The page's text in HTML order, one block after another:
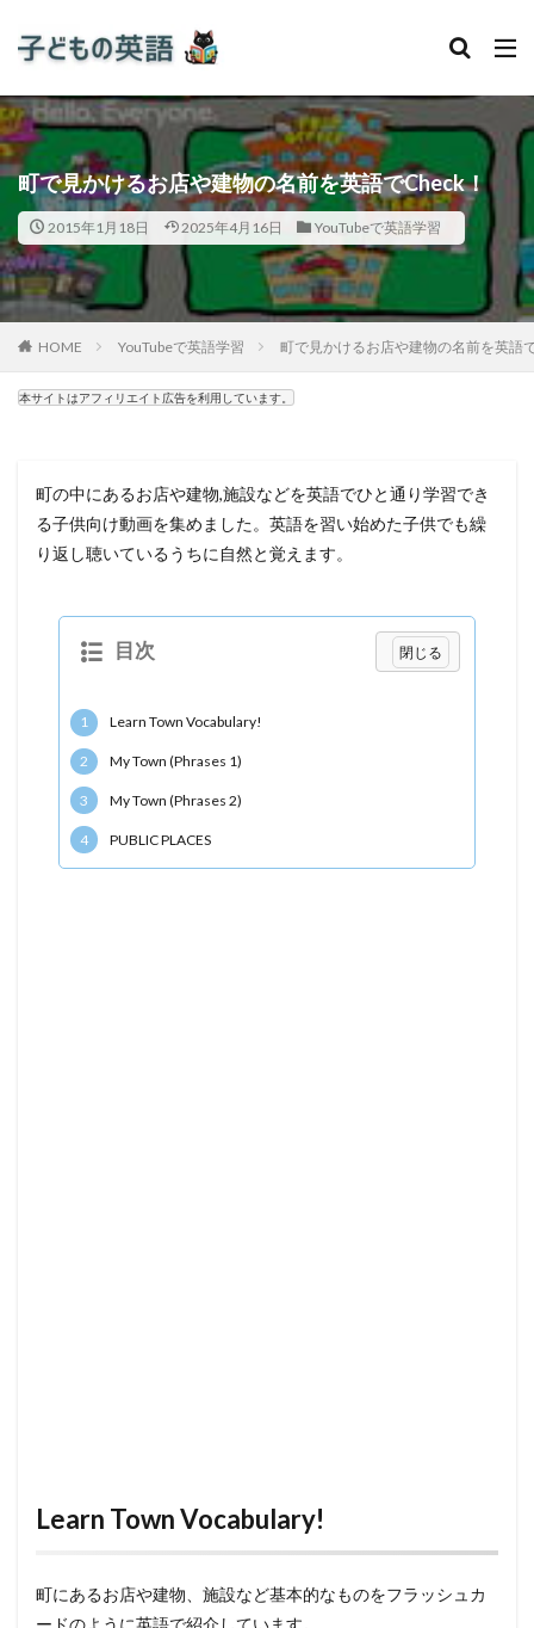
町で見かけるお店や建物の名前を英語でCheck！
2015年1月18日 2025年4月16日 YouTubeで英語学習
HOME YouTubeで英語学習 町で見かけるお店や建物の名前を英語
本サイトはアフィリエイト広告を利用しています。
町の中にあるお店や建物,施設などを英語でひと通り学習でき
る子供向け動画を集めました。英語を習い始めた子供でも繰
り返し聴いているうちに自然と覚えます。
目次
1 Learn Town Vocabulary!
2 My Town (Phrases 1)
3 My Town (Phrases 2)
4 PUBLIC PLACES
Learn Town Vocabulary!
町にあるお店や建物、施設など基本的なものをフラッシュカ
ードのように英語で紹介しています。